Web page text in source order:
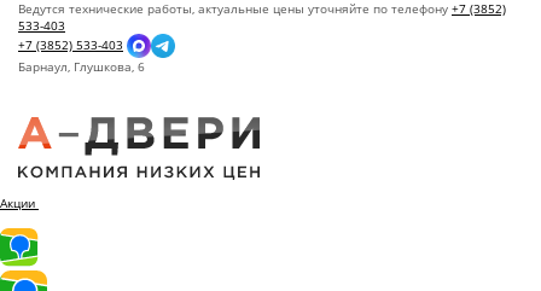
Ведутся технические работы, актуальные цены уточняйте по телефону +7 (3852)
533-403
+7 (3852) 533-403
Барнаул, Глушкова, 6
Акции